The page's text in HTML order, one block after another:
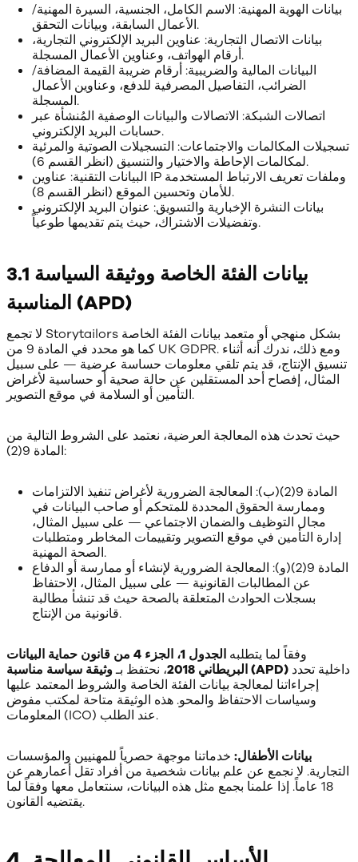
بيانات الهوية المهنية: الاسم الكامل، الجنسية، السيرة المهنية/
الأعمال السابقة، وبيانات التحقق.
بيانات الاتصال التجارية: عناوين البريد الإلكتروني التجارية،
أرقام الهواتف، وعناوين الأعمال المسجلة.
البيانات المالية والضريبية: أرقام ضريبة القيمة المضافة/
الضرائب، التفاصيل المصرفية للدفع، وعناوين الأعمال
المسجلة.
اتصالات الشبكة: الاتصالات والبيانات الوصفية المُنشأة عبر
حسابات البريد الإلكتروني.
تسجيلات المكالمات والاجتماعات: التسجيلات الصوتية والمرئية
لمكالمات الإحاطة والاختيار والتنسيق (انظر القسم 6).
البيانات التقنية: عناوين IP وملفات تعريف الارتباط المستخدمة
للأمان وتحسين الموقع (انظر القسم 8).
بيانات النشرة الإخبارية والتسويق: عنوان البريد الإلكتروني
وتفضيلات الاشتراك، حيث يتم تقديمها طوعياً.
3.1 بيانات الفئة الخاصة ووثيقة السياسة
المناسبة (APD)
لا تجمع Storytailors بشكل منهجي أو متعمد بيانات الفئة الخاصة
كما هو محدد في المادة 9 من UK GDPR. ومع ذلك، ندرك أنه أثناء
تنسيق الإنتاج، قد يتم تلقي معلومات حساسة عرضية — على سبيل
المثال، إفصاح أحد المستقلين عن حالة صحية أو حساسية لأغراض
التأمين أو السلامة في موقع التصوير.
حيث تحدث هذه المعالجة العرضية، نعتمد على الشروط التالية من
المادة 9(2):
المادة 9(2)(ب): المعالجة الضرورية لأغراض تنفيذ الالتزامات
وممارسة الحقوق المحددة للمتحكم أو صاحب البيانات في
مجال التوظيف والضمان الاجتماعي — على سبيل المثال،
إدارة التأمين في موقع التصوير وتقييمات المخاطر ومتطلبات
الصحة المهنية.
المادة 9(2)(و): المعالجة الضرورية لإنشاء أو ممارسة أو الدفاع
عن المطالبات القانونية — على سبيل المثال، الاحتفاظ
بسجلات الحوادث المتعلقة بالصحة حيث قد تنشأ مطالبة
قانونية من الإنتاج.
وفقاً لما يتطلبه
الجدول 1، الجزء 4 من قانون حماية البيانات
البريطاني 2018
، نحتفظ بـ وثيقة سياسة مناسبة (APD)
إجراءاتنا لمعالجة بيانات الفئة الخاصة والشروط المعتمد عليها
وسياسات الاحتفاظ والمحو. هذه الوثيقة متاحة لمكتب مفوض
المعلومات (ICO) عند الطلب.
بيانات الأطفال: خدماتنا موجهة حصرياً للمهنيين والمؤسسات
التجارية. لا نجمع عن علم بيانات شخصية من أفراد تقل أعمارهم عن
18 عاماً. إذا علمنا بجمع مثل هذه البيانات، سنتعامل معها وفقاً لما
يقتضيه القانون.